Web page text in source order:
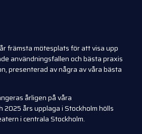
främsta mötesplats för att visa upp
användningsfallen och bästa praxis
presenterad av några av våra bästa
årligen på våra
2025 års upplaga i Stockholm hölls
i centrala Stockholm.